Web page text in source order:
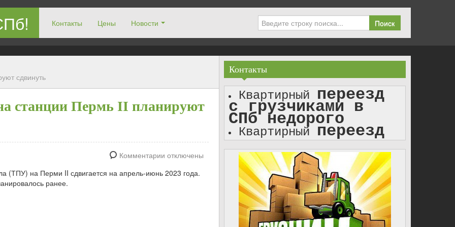
Контакты Цены Новости Поиск
сдвинуть
станции Пермь II планируют
Комментарии отключены
(ТПУ) на Перми II сдвигается на апрель-июнь 2023 года.
ранее.
Контакты
Квартирный переезд
с грузчиками в
СПб недорого
Квартирный переезд